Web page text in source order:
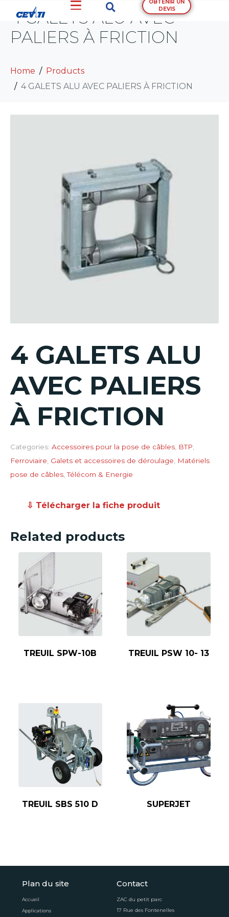
OBTENIR UN
DEVIS
4 GALETS ALU AVEC
PALIERS À FRICTION
Home
Products
4 GALETS ALU AVEC PALIERS À FRICTION
4 GALETS ALU
AVEC PALIERS
À FRICTION
Categories: Accessoires pour la pose de câbles BTP
Ferroviaire Galets et accessoires de déroulage
Matériels
pose de câbles ,Télécom & Energie
⇩ Télécharger la fiche produit
Related products
TREUIL SPW-10B TREUIL PSW 10- 13
TREUIL SBS 510 D SUPERJET
Plan du site
Accueil
Applications
Contact
ZAC du petit parc
17 Rue des Fontenelles